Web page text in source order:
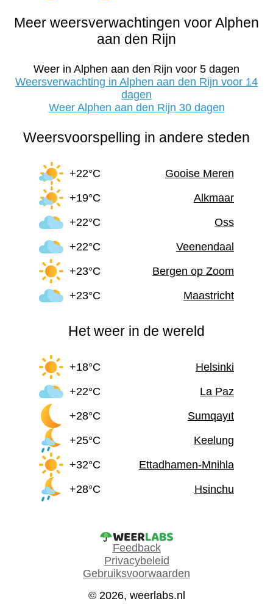
Meer weersverwachtingen voor Alphen
aan den Rijn
Weer in Alphen aan den Rijn voor 5 dagen
Weersverwachting in Alphen aan den Rijn voor 14
dagen
Weer Alphen aan den Rijn 30 dagen
Weersvoorspelling in andere steden
+22°C
Gooise Meren
+19°C
Alkmaar
+22°C
Oss
+22°C
Veenendaal
+23°C
Bergen op Zoom
+23°C
Maastricht
Het weer in de wereld
+18°C
Helsinki
+22°C
La Paz
+28°C
Sumqayıt
+25°C
Keelung
+32°C
Ettadhamen-Mnihla
+28°C
Hsinchu
Feedback
Privacybeleid
Gebruiksvoorwaarden
© 2026, weerlabs.nl